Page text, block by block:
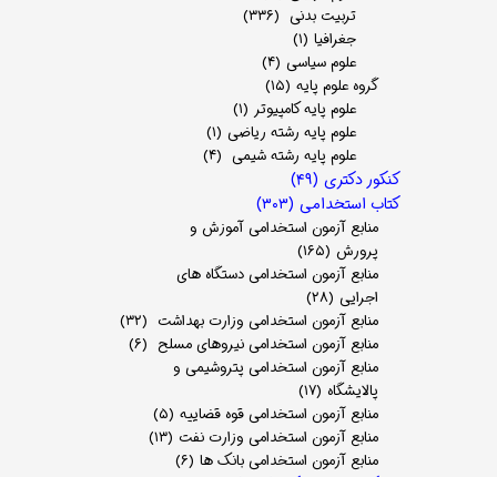
تربیت بدنی (۳۳۶)
جغرافیا (۱)
علوم سیاسی (۴)
گروه علوم پایه (۱۵)
علوم پایه کامپیوتر (۱)
علوم پایه رشته ریاضی (۱)
علوم پایه رشته شیمی (۴)
کنکور دکتری (۴۹)
کتاب استخدامی (۳۰۳)
منابع آزمون استخدامی آموزش و
پرورش (۱۶۵)
منابع آزمون استخدامی دستگاه های
اجرایی (۲۸)
منابع آزمون استخدامی وزارت بهداشت (۳۲)
منابع آزمون استخدامی نیروهای مسلح (۶)
منابع آزمون استخدامی پتروشیمی و
پالایشگاه (۱۷)
منابع آزمون استخدامی قوه قضاییه (۵)
منابع آزمون استخدامی وزارت نفت (۱۳)
منابع آزمون استخدامی بانک ها (۶)